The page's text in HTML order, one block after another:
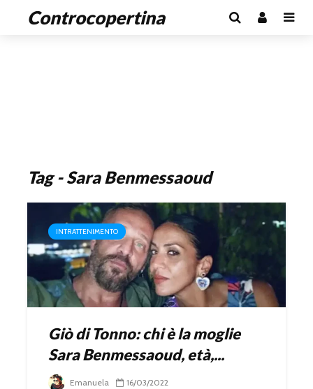
Controcopertina
Tag - Sara Benmessaoud
INTRATTENIMENTO
Giò di Tonno: chi è la moglie
Sara Benmessaoud, età,...
Emanuela 16/03/2022